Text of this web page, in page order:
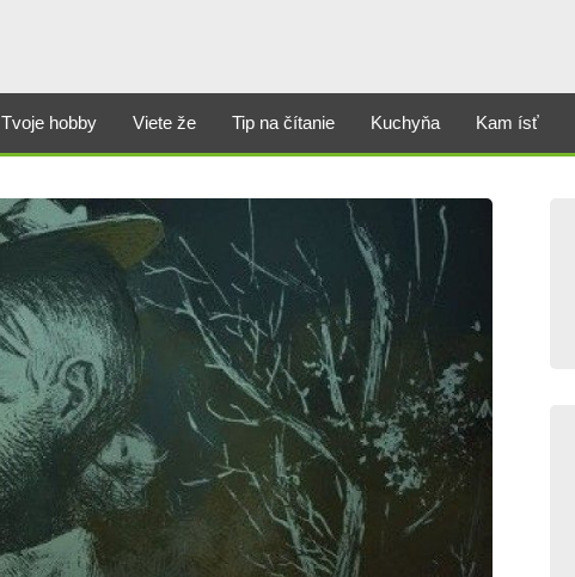
Tvoje hobby Viete že Tip na čítanie Kuchyňa Kam ísť